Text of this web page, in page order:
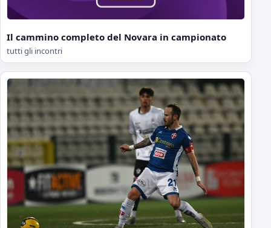
Il cammino completo del Novara in campionato
tutti gli incontri